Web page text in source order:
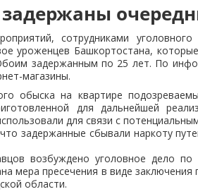
задержаны
сотрудниками
уроженцев Башкортостана,
задержанным по 25 лет. По
магазины.
обыска на квартире
для дальнейшей
для связи с
задержанные сбывали наркоту
возбуждено уголовное дело
мера пресечения в виде
области.